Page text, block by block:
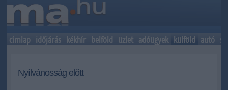
címlap időjárás kékhír belföld üzlet adóügyek külföld autó
Nyílvánosság előtt